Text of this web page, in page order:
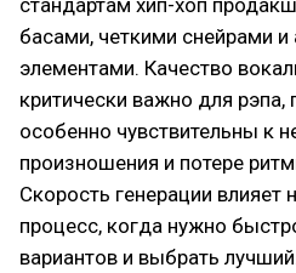
стандартам хип-хоп
басами, четкими снейрами
элементами. Качество
критически важно для рэпа,
особенно чувствительны к
произношения и потере
Скорость генерации влияет
процесс, когда нужно
вариантов и выбрать